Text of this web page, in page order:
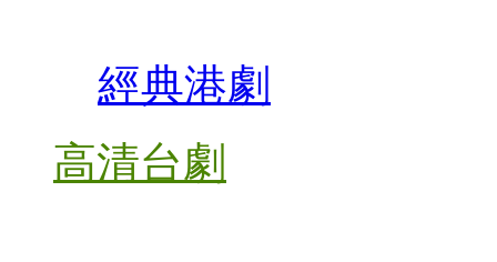
經典港劇
高清台劇